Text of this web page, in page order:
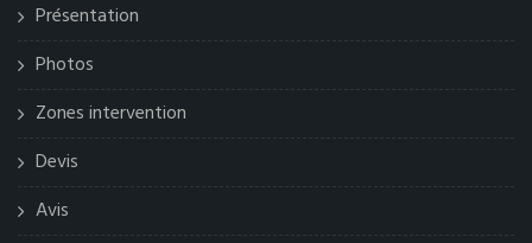
Présentation
Photos
Zones intervention
Devis
Avis